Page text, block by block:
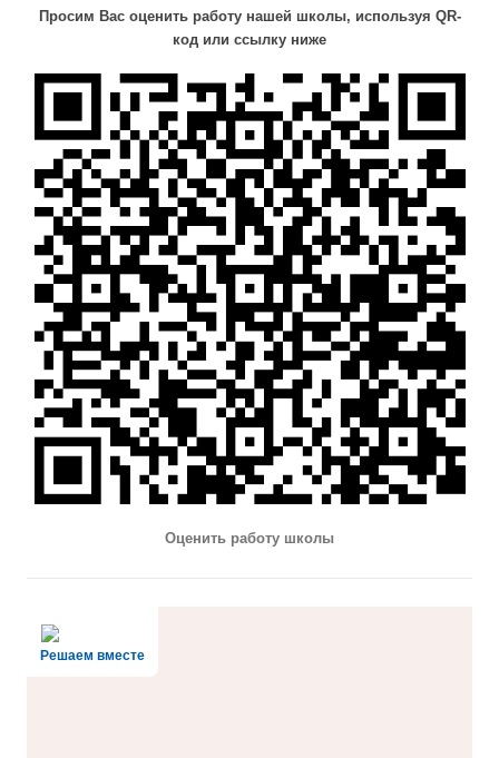
Просим Вас оценить работу нашей школы, используя QR-
код или ссылку ниже
Оценить работу школы
Решаем вместе